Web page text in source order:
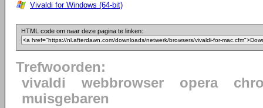
Vivaldi for Windows (64-bit)
HTML code om naar deze pagina te linken:
Trefwoorden:
vivaldi
webbrowser opera
muisgebaren